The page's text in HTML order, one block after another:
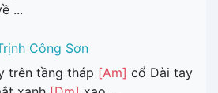
...
Công Sơn
trên tầng tháp [Am] cổ Dài tay